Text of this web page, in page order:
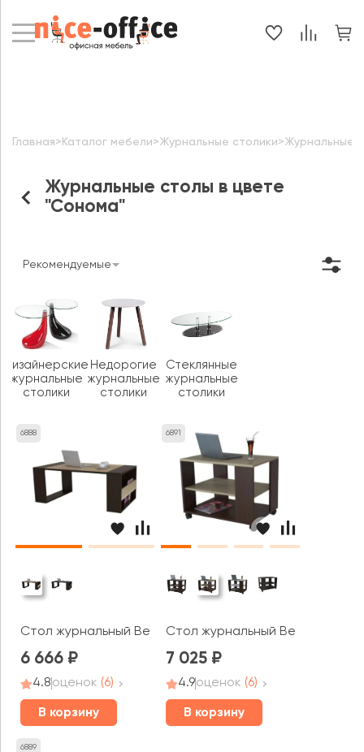
Журнальные столы в цвете
"Сонома"
Главная> Каталог мебели>Журнальные столики>Журнальные
Рекомендуемые
6888
Стол журнальный BeautyStyle 25
6 666
4.8оценок (6)
В корзину
6891
Стол журнальный BeautyStyle 5
7 025
4.9оценок (6)
В корзину
6889
Дизайнерские
журнальные
столики
Недорогие
журнальные
столики
Стеклянные
журнальные
столики